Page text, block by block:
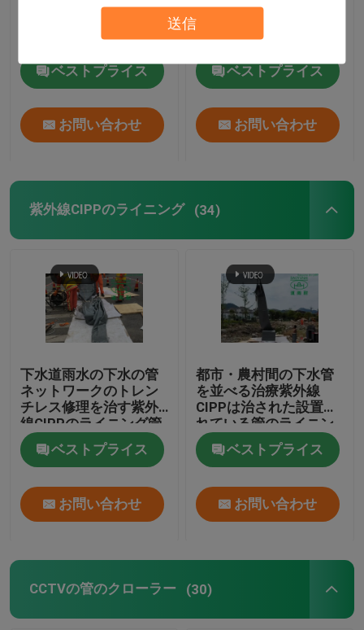
送信
私達について
工場旅行
私達に連絡しなさい
ニュース
引用を要求しなさい
紫外線CIPP装置
紫外線治されたCIPP
紫外線CIPPのライニング
CCTVの管のクローラー
たCIPPはDN1200下水
ベストプライス
お問い合わせ
の修理サービスの地方
の維持の査定を並べる
紫外線管
ベストプライス
お問い合わせ
紫外線CIPPのライニング (34)
下水道雨水の下水の管
ネットワークのトレン
チレス修理を治す紫外
線CIPPのライニング管
ベストプライス
お問い合わせ
都市・農村間の下水管
を並べる治療紫外線
CIPPは治された設置さ
れている管のライニン
グ プロセスを修理する
ベストプライス
お問い合わせ
CCTVの管のクローラー (30)